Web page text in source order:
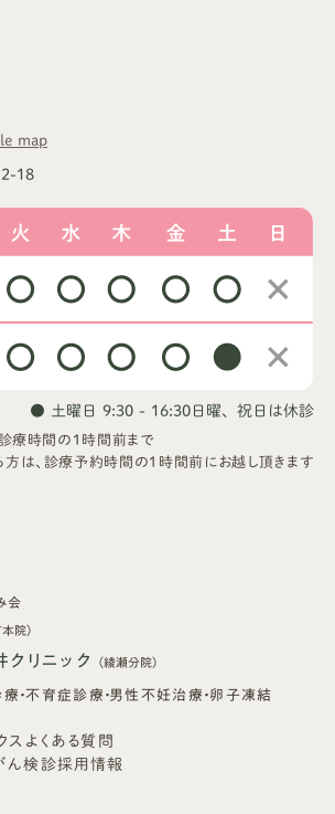
map
18
● 土曜日 9:30 - 16:30 日曜、祝日は休診
療時間の1時間前まで
は、診療予約時間の1時間前にお越し頂きます
会
院）
リニック （綾瀬分院）
・不育症診療・男性不妊治療・卵子凍結
ス よくある質問
ん検診採用情報